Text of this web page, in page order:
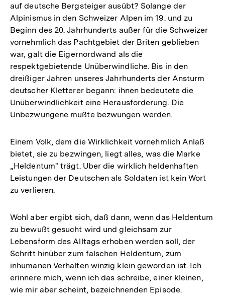
auf deutsche Bergsteiger ausübt? Solange der
Alpinismus in den Schweizer Alpen im 19. und zu
Beginn des 20. Jahrhunderts außer für die Schweizer
vornehmlich das Pachtgebiet der Briten geblieben
war, galt die Eigernordwand als die
respektgebietende Unüberwindliche. Bis in den
dreißiger Jahren unseres Jahrhunderts der Ansturm
deutscher Kletterer begann: ihnen bedeutete die
Unüberwindlichkeit eine Herausforderung. Die
Unbezwungene mußte bezwungen werden.
Einem Volk, dem die Wirklichkeit vornehmlich Anlaß
bietet, sie zu bezwingen, liegt alles, was die Marke
„Heldentum" trägt. Uber die wirklich heldenhaften
Leistungen der Deutschen als Soldaten ist kein Wort
zu verlieren.
Wohl aber ergibt sich, daß dann, wenn das Heldentum
zu bewußt gesucht wird und gleichsam zur
Lebensform des Alltags erhoben werden soll, der
Schritt hinüber zum falschen Heldentum, zum
inhumanen Verhalten winzig klein geworden ist. Ich
erinnere mich, wenn ich das schreibe, einer kleinen,
wie mir aber scheint, bezeichnenden Episode.